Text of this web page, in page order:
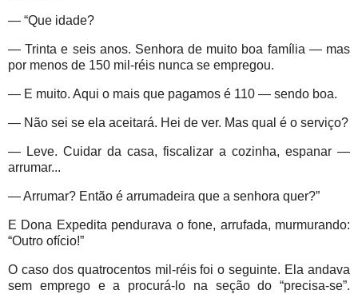
— “Que idade?
— Trinta e seis anos. Senhora de muito boa família — mas
por menos de 150 mil-réis nunca se empregou.
— E muito. Aqui o mais que pagamos é 110 — sendo boa.
— Não sei se ela aceitará. Hei de ver. Mas qual é o serviço?
— Leve. Cuidar da casa, fiscalizar a cozinha, espanar —
arrumar...
— Arrumar? Então é arrumadeira que a senhora quer?”
E Dona Expedita pendurava o fone, arrufada, murmurando:
“Outro ofício!”
O caso dos quatrocentos mil-réis foi o seguinte. Ela andava
sem emprego e a procurá-lo na seção do “precisa-se”.